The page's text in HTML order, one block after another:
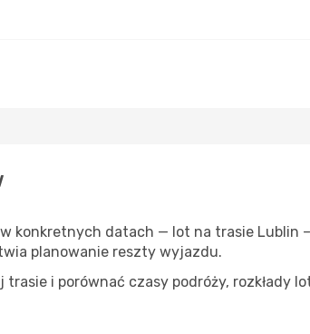
konkretnych datach — lot na trasie Lublin
planowanie reszty wyjazdu.
i porównać czasy podróży, rozkłady